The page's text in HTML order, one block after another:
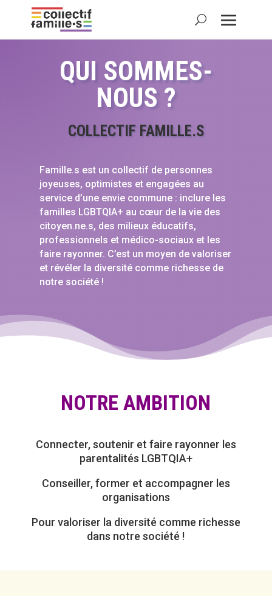
QUI SOMMES-
NOUS ?
COLLECTIF FAMILLE.S
Famille.s est un collectif de personnes
joyeuses, optimistes et engagées au
service d’une envie commune : inclure les
familles LGBTQIA+ au cœur de la vie des
citoyen.ne.s, des milieux éducatifs,
professionnels et médico-sociaux et les
faire rayonner. C’est un moyen de valoriser
et révéler la diversité comme richesse de
notre société !
NOTRE AMBITION
Connecter, soutenir et faire rayonner les
parentalités LGBTQIA+
Conseiller, former et accompagner les
organisations
Pour valoriser la diversité comme richesse
dans notre société !